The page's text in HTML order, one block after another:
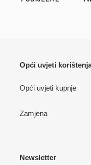
Opći uvjeti
Opći uvjeti kupnje
Zamjena
Newsletter